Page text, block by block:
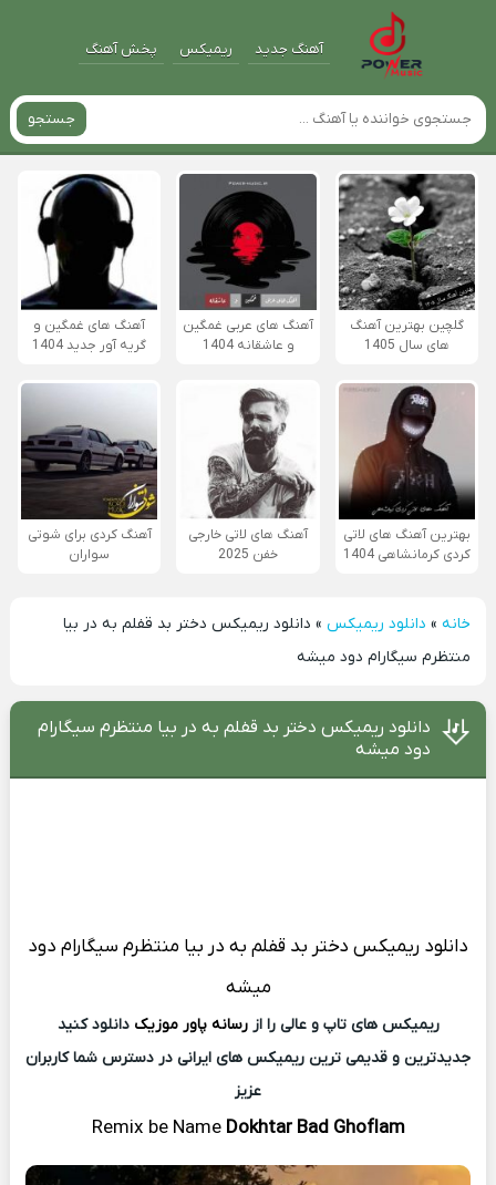
آهنگ جدید ریمیکس پخش آهنگ
جستجو
گلچین بهترین آهنگ
های سال 1405
آهنگ های عربی غمگین
و عاشقانه 1404
آهنگ های غمگین و
گریه آور جدید 1404
بهترین آهنگ های لاتی
کردی کرمانشاهی 1404
آهنگ های لاتی خارجی
خفن 2025
آهنگ کردی برای شوتی
سواران
خانه» دانلود ریمیکس» دانلود ریمیکس دختر بد قفلم به در بیا
منتظرم سیگارام دود میشه
دانلود ریمیکس دختر بد قفلم به در بیا منتظرم سیگارام
دود میشه
دانلود ریمیکس دختر بد قفلم به در بیا منتظرم سیگارام دود
میشه
ریمیکس های تاپ و عالی را ازرسانه پاور موزیک دانلود کنید
جدیدترین و قدیمی ترین ریمیکس های ایرانی در دسترس شما کاربران
عزیز
Remix be NameDokhtar Bad Ghoflam